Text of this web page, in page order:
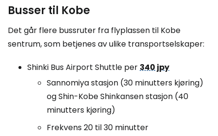
Busser til Kobe
Det går flere bussruter fra flyplassen til Kobe
sentrum, som betjenes av ulike transportselskaper:
Shinki Bus Airport Shuttle per340 jpy
Sannomiya stasjon (30 minutters kjøring)
og Shin-Kobe Shinkansen stasjon (40
minutters kjøring)
Frekvens 20 til 30 minutter